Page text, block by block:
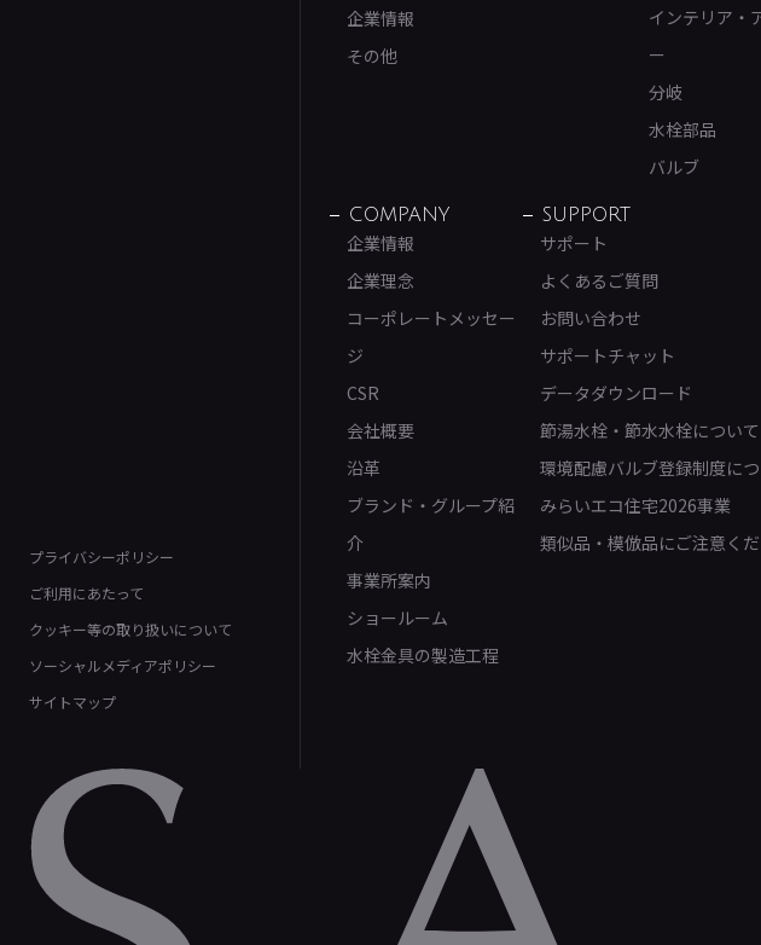
プライバシーポリシー
ご利用にあたって
クッキー等の取り扱いについて
ソーシャルメディアポリシー
サイトマップ
企業情報
その他
インテリア・
ー
分岐
水栓部品
バルブ
COMPANY
企業情報
企業理念
コーポレートメッセー
ジ
CSR
会社概要
沿革
ブランド・グループ紹
介
事業所案内
ショールーム
水栓金具の製造工程
SUPPORT
サポート
よくあるご質問
お問い合わせ
サポートチャット
データダウンロード
節湯水栓・節水水栓について
環境配慮バルブ登録制度に
みらいエコ住宅2026事業
類似品・模倣品にご注意く